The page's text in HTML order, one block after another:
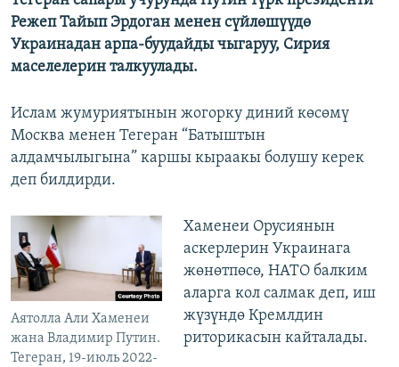
Режеп Тайып Эрдоган менен сүйлөшүүдө
Украинадан арпа-буудайды чыгаруу, Сирия
маселелерин талкуулады.
Ислам жумуриятынын жогорку диний көсөмү
Москва менен Тегеран “Батыштын
алдамчылыгына” каршы кыраакы болушу керек
деп билдирди.
Аятолла Али Хаменеи
жана Владимир Путин.
Тегеран, 19-июль 2022-
Хаменеи Орусиянын
аскерлерин Украинага
жөнөтпөсө, НАТО балким
аларга кол салмак деп, иш
жүзүндө Кремлдин
риторикасын кайталады.